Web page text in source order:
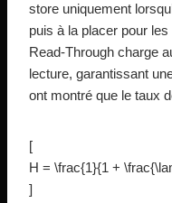
store uniquement
puis à la placer pour
Read‑Through charge
lecture, garantissant
ont montré que le taux
[
H = \frac{1}{1 +
]